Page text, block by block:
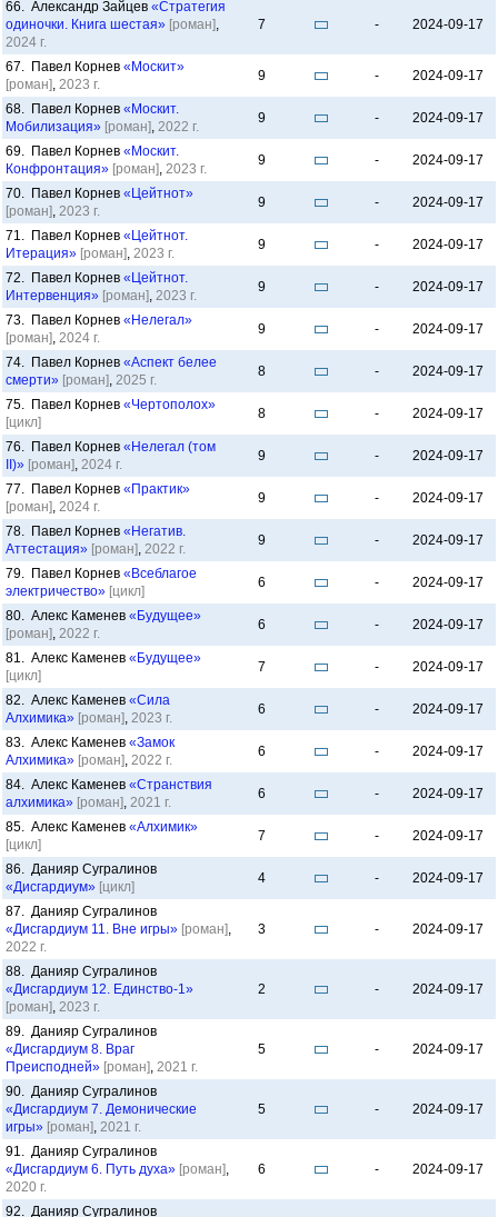
66. Александр Зайцев «Стратегия
одиночки. Книга шестая» [роман],
2024 г.
7 - 2024-09-17
67. Павел Корнев «Москит»
[роман], 2023 г.
9 - 2024-09-17
68. Павел Корнев «Москит.
Мобилизация» [роман], 2022 г.
9 - 2024-09-17
69. Павел Корнев «Москит.
Конфронтация» [роман], 2023 г.
9 - 2024-09-17
70. Павел Корнев «Цейтнот»
[роман], 2023 г.
9 - 2024-09-17
71. Павел Корнев «Цейтнот.
Итерация» [роман], 2023 г.
9 - 2024-09-17
72. Павел Корнев «Цейтнот.
Интервенция» [роман], 2023 г.
9 - 2024-09-17
73. Павел Корнев «Нелегал»
[роман], 2024 г.
9 - 2024-09-17
74. Павел Корнев «Аспект белее
смерти» [роман], 2025 г.
8 - 2024-09-17
75. Павел Корнев «Чертополох»
[цикл]
8 - 2024-09-17
76. Павел Корнев «Нелегал (том
II)» [роман], 2024 г.
9 - 2024-09-17
77. Павел Корнев «Практик»
[роман], 2024 г.
9 - 2024-09-17
78. Павел Корнев «Негатив.
Аттестация» [роман], 2022 г.
9 - 2024-09-17
79. Павел Корнев «Всеблагое
электричество» [цикл]
6 - 2024-09-17
80. Алекс Каменев «Будущее»
[роман], 2022 г.
6 - 2024-09-17
81. Алекс Каменев «Будущее»
[цикл]
7 - 2024-09-17
82. Алекс Каменев «Сила
Алхимика» [роман], 2023 г.
6 - 2024-09-17
83. Алекс Каменев «Замок
Алхимика» [роман], 2022 г.
6 - 2024-09-17
84. Алекс Каменев «Странствия
алхимика» [роман], 2021 г.
6 - 2024-09-17
85. Алекс Каменев «Алхимик»
[цикл]
7 - 2024-09-17
86. Данияр Сугралинов
«Дисгардиум» [цикл]
4 - 2024-09-17
87. Данияр Сугралинов
«Дисгардиум 11. Вне игры» [роман],
2022 г.
3 - 2024-09-17
88. Данияр Сугралинов
«Дисгардиум 12. Единство-1»
[роман], 2023 г.
2 - 2024-09-17
89. Данияр Сугралинов
«Дисгардиум 8. Враг
Преисподней» [роман], 2021 г.
5 - 2024-09-17
90. Данияр Сугралинов
«Дисгардиум 7. Демонические
игры» [роман], 2021 г.
5 - 2024-09-17
91. Данияр Сугралинов
«Дисгардиум 6. Путь духа» [роман],
2020 г.
6 - 2024-09-17
92. Данияр Сугралинов